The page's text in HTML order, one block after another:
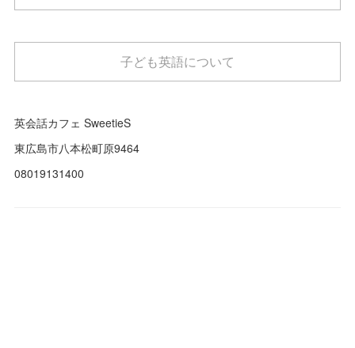
子ども英語について
英会話カフェ SweetieS
東広島市八本松町原9464
08019131400